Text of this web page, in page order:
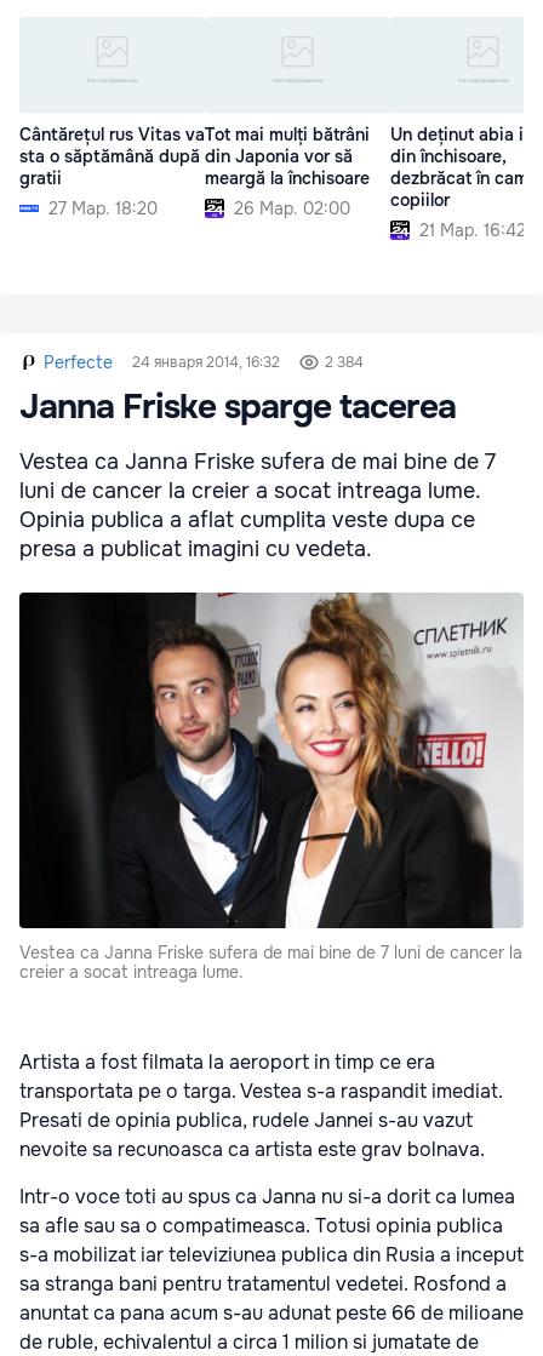
Cântărețul rus Vitas va
sta o săptămână după
gratii
27 Мар. 18:20
Tot mai mulți bătrâni
din Japonia vor să
meargă la închisoare
26 Мар. 02:00
Un deținut abia
din închisoare,
dezbrăcat în
copiilor
21 Мар. 16:42
Perfecte 24 января 2014, 16:32 2 384
Janna Friske sparge tacerea
Vestea ca Janna Friske sufera de mai bine de 7
luni de cancer la creier a socat intreaga lume.
Opinia publica a aflat cumplita veste dupa ce
presa a publicat imagini cu vedeta.
Vestea ca Janna Friske sufera de mai bine de 7 luni de cancer la
creier a socat intreaga lume.
Artista a fost filmata la aeroport in timp ce era
transportata pe o targa. Vestea s-a raspandit imediat.
Presati de opinia publica, rudele Jannei s-au vazut
nevoite sa recunoasca ca artista este grav bolnava.
Intr-o voce toti au spus ca Janna nu si-a dorit ca lumea
sa afle sau sa o compatimeasca. Totusi opinia publica
s-a mobilizat iar televiziunea publica din Rusia a inceput
sa stranga bani pentru tratamentul vedetei. Rosfond a
anuntat ca pana acum s-au adunat peste 66 de milioane
de ruble, echivalentul a circa 1 milion si jumatate de